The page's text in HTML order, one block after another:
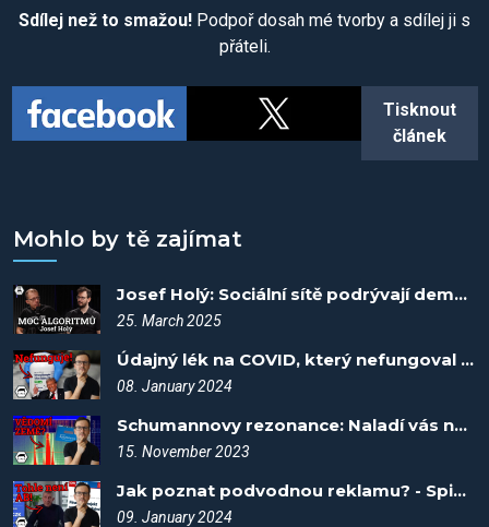
Sdílej než to smažou! Podpoř dosah mé tvorby a sdílej ji s
přáteli.
Tisknout
článek
Mohlo by tě zajímat
Josef Holý: Sociální sítě podrývají demokracii - Kujme pikle #4
25. March 2025
Údajný lék na COVID, který nefungoval - Spiknutí #77
08. January 2024
Schumannovy rezonance: Naladí vás na tep planety? - Spiknutí #53
15. November 2023
Jak poznat podvodnou reklamu? - Spiknutí #78
09. January 2024